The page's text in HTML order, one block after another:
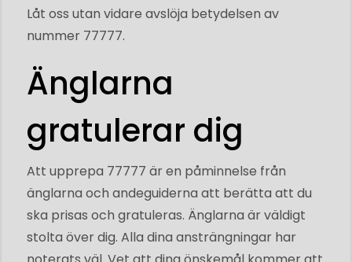
Låt oss utan vidare avslöja betydelsen av
nummer 77777.
Änglarna
gratulerar dig
Att upprepa 77777 är en påminnelse från
änglarna och andeguiderna att berätta att du
ska prisas och gratuleras. Änglarna är väldigt
stolta över dig. Alla dina ansträngningar har